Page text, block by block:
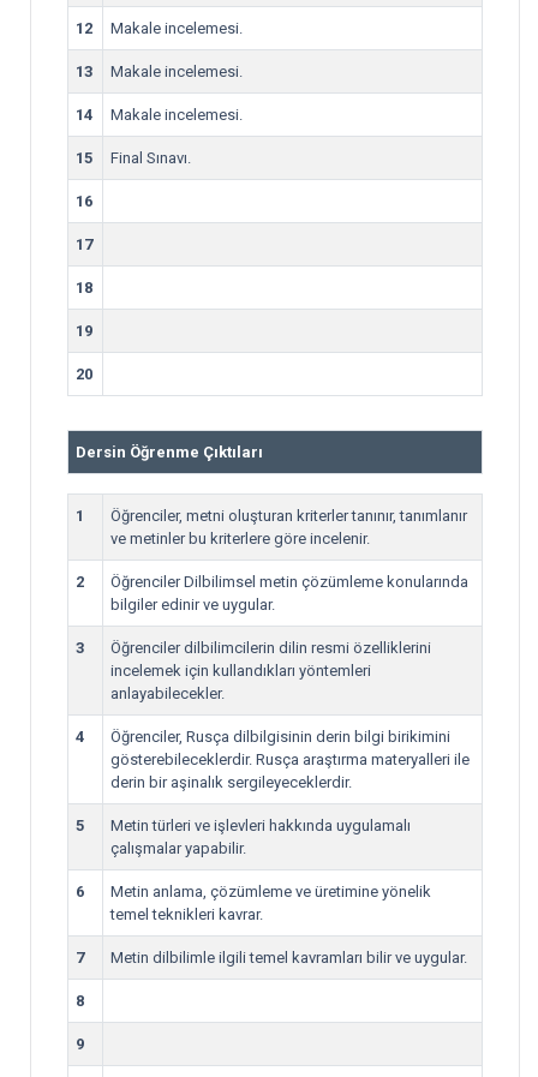
12 Makale incelemesi.
13 Makale incelemesi.
14 Makale incelemesi.
15 Final Sınavı.
16
17
18
19
20
Dersin Öğrenme Çıktıları
1
Öğrenciler, metni oluşturan kriterler tanınır, tanımlanır
ve metinler bu kriterlere göre incelenir.
2
Öğrenciler Dilbilimsel metin çözümleme konularında
bilgiler edinir ve uygular.
3
Öğrenciler dilbilimcilerin dilin resmi özelliklerini
incelemek için kullandıkları yöntemleri
anlayabilecekler.
4
Öğrenciler, Rusça dilbilgisinin derin bilgi birikimini
gösterebileceklerdir. Rusça araştırma materyalleri ile
derin bir aşinalık sergileyeceklerdir.
5
Metin türleri ve işlevleri hakkında uygulamalı
çalışmalar yapabilir.
6
Metin anlama, çözümleme ve üretimine yönelik
temel teknikleri kavrar.
7 Metin dilbilimle ilgili temel kavramları bilir ve uygular.
8
9